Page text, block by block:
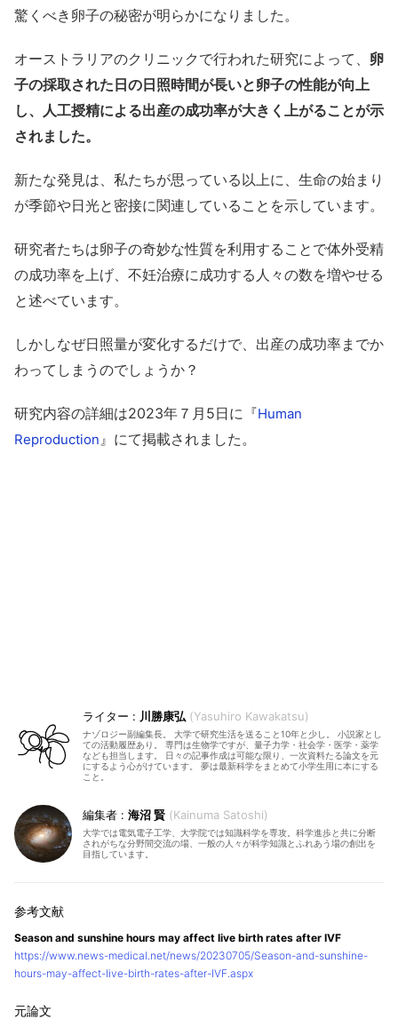
驚くべき卵子の秘密が明らかになりました。
オーストラリアのクリニックで行われた研究によって、 卵
子の採取された日の日照時間が長いと卵子の性能が向上
し、人工授精による出産の成功率が大きく上がることが示
されました。
新たな発見は、私たちが思っている以上に、生命の始まり
が季節や日光と密接に関連していることを示しています。
研究者たちは卵子の奇妙な性質を利用することで体外受精
の成功率を上げ、不妊治療に成功する人々の数を増やせる
と述べています。
しかしなぜ日照量が変化するだけで、出産の成功率までか
わってしまうのでしょうか？
研究内容の詳細は2023年７月5日に『Human
Reproduction』にて掲載されました。
川勝康弘 Yasuhiro Kawakatsu
ナゾロジー副編集長。 大学で研究生活を送ること10年と少し。 小説家とし
ての活動履歴あり。 専門は生物学ですが、量子力学・社会学・医学・薬学
なども担当します。 日々の記事作成は可能な限り、一次資料たる論文を元
にするよう心がけています。 夢は最新科学をまとめて小学生用に本にする
こと。
海沼 賢 Kainuma Satoshi
大学では電気電子工学、大学院では知識科学を専攻。科学進歩と共に分断
されがちな分野間交流の場、一般の人々が科学知識とふれあう場の創出を
目指しています。
Season and sunshine hours may affect live birth rates after IVF
https://www.news-medical.net/news/20230705/Season-and-sunshine-
hours-may-affect-live-birth-rates-after-IVF.aspx